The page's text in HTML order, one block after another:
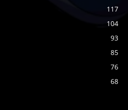
117
104
93
85
76
68